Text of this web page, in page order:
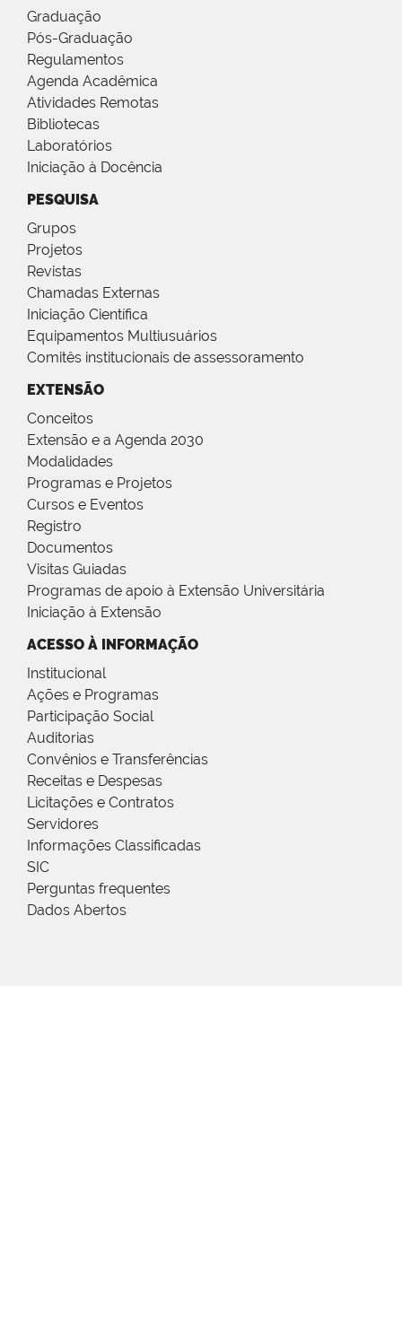
Graduação
Pós-Graduação
Regulamentos
Agenda Acadêmica
Atividades Remotas
Bibliotecas
Laboratórios
Iniciação à Docência
PESQUISA
Grupos
Projetos
Revistas
Chamadas Externas
Iniciação Científica
Equipamentos Multiusuários
Comitês institucionais de assessoramento
EXTENSÃO
Conceitos
Extensão e a Agenda 2030
Modalidades
Programas e Projetos
Cursos e Eventos
Registro
Documentos
Visitas Guiadas
Programas de apoio à Extensão Universitária
Iniciação à Extensão
ACESSO À INFORMAÇÃO
Institucional
Ações e Programas
Participação Social
Auditorias
Convênios e Transferências
Receitas e Despesas
Licitações e Contratos
Servidores
Informações Classificadas
SIC
Perguntas frequentes
Dados Abertos